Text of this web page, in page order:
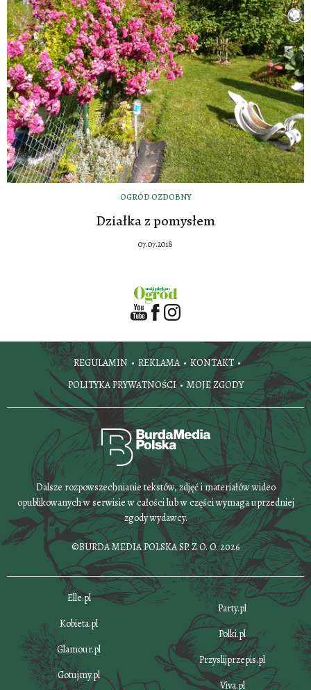
OGRÓD OZDOBNY
Działka z pomysłem
07.07.2018
REGULAMIN REKLAMA
KONTAKT
POLITYKA PRYWATNOŚCI
MOJE ZGODY
Dalsze rozpowszechnianie tekstów, zdjęć i materiałów wideo
opublikowanych w serwisie w całości lub w części wymaga uprzedniej
zgody wydawcy.
©BURDA MEDIA POLSKA SP. Z O. O. 2026
Elle.pl
Kobieta.pl
Glamour.pl
Gotujmy.pl
Party.pl
Polki.pl
Przyslijprzepis.pl
Viva.pl